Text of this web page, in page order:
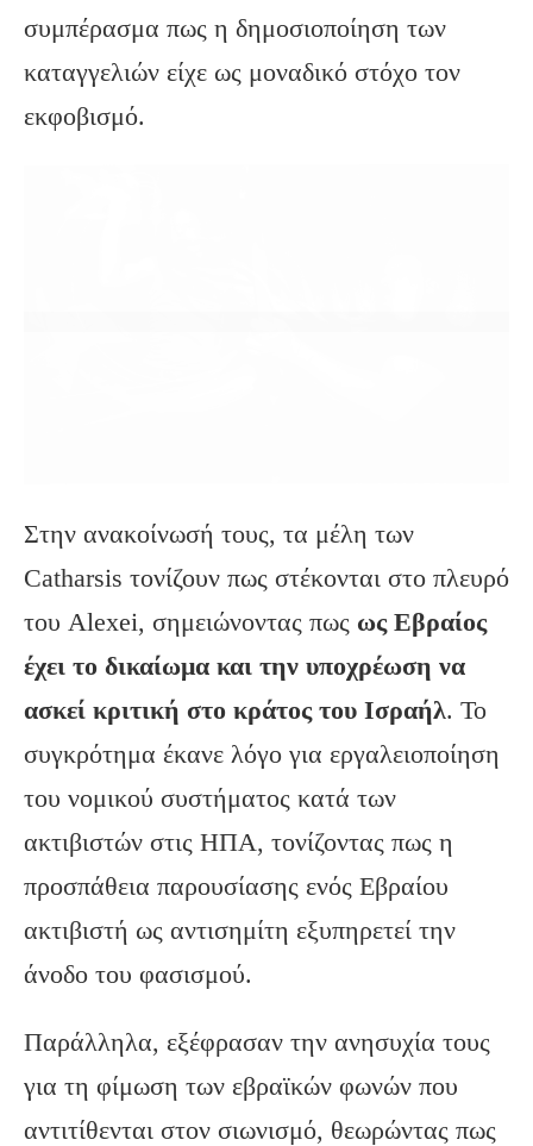
συμπέρασμα πως η δημοσιοποίηση των
καταγγελιών είχε ως μοναδικό στόχο τον
εκφοβισμό.
Στην ανακοίνωσή τους, τα μέλη των
Catharsis τονίζουν πως στέκονται στο πλευρό
του Alexei, σημειώνοντας πως ως Εβραίος
έχει το δικαίωμα και την υποχρέωση να
ασκεί κριτική στο κράτος του Ισραήλ. Το
συγκρότημα έκανε λόγο για εργαλειοποίηση
του νομικού συστήματος κατά των
ακτιβιστών στις ΗΠΑ, τονίζοντας πως η
προσπάθεια παρουσίασης ενός Εβραίου
ακτιβιστή ως αντισημίτη εξυπηρετεί την
άνοδο του φασισμού.
Παράλληλα, εξέφρασαν την ανησυχία τους
για τη φίμωση των εβραϊκών φωνών που
αντιτίθενται στον σιωνισμό, θεωρώντας πως